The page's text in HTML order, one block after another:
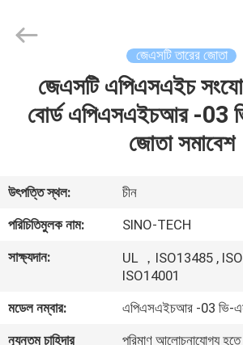
ভিডিও
সম্বন্ধে
কারখানা
Technology
জেএসটি তারের জোতা
জেএসটি এপিএসএইচ
বোর্ড এপিএসএইচআর -03
জোতা সমাবেশ
উৎপত্তি স্থল:
চীন
পরিচিতিমুলক নাম:
SINO-TECH
সাক্ষ্যদান:
UL ，ISO13485 ,
ISO14001
মডেল নম্বার:
এপিএসএইচআর -03 ভি-
ন্যূনতম চাহিদার
পরিমাণ আলোচনাযোগ্য হতে